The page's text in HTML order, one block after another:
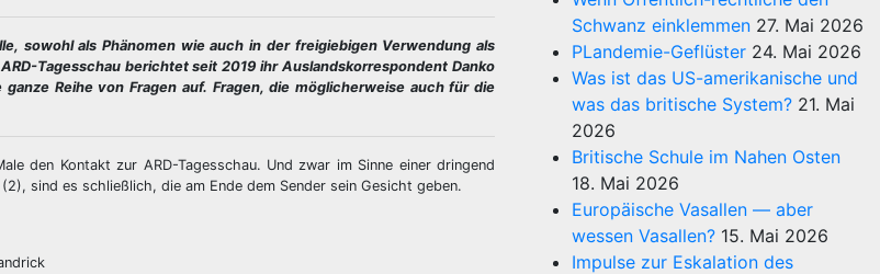
sowohl als Phänomen wie auch in der freigiebigen Verwendung als
Tagesschau berichtet seit 2019 ihr Auslandskorrespondent Danko
Reihe von Fragen auf. Fragen, die möglicherweise auch für die
den Kontakt zur ARD-Tagesschau. Und zwar im Sinne einer dringend
sind es schließlich, die am Ende dem Sender sein Gesicht geben.
Schwanz einklemmen 27. Mai 2026
PLandemie-Geflüster 24. Mai 2026
Was ist das US-amerikanische und
was das britische System? 21. Mai
2026
Britische Schule im Nahen Osten
18. Mai 2026
Europäische Vasallen — aber
wessen Vasallen? 15. Mai 2026
Impulse zur Eskalation des